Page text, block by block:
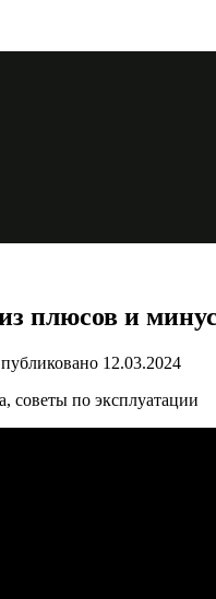
плюсов и
12.03.2024